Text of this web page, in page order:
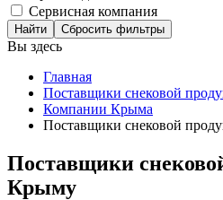
Сервисная компания
Сбросить фильтры
Вы здесь
Главная
Поставщики снековой
Компании Крыма
Поставщики снековой
Поставщики
Крыму